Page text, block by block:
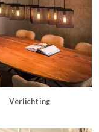
Verlichting